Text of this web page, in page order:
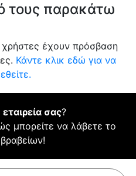
τους παρακάτω
έχουν πρόσβαση
Κάντε κλικ εδώ για να
σας?
μπορείτε να λάβετε το